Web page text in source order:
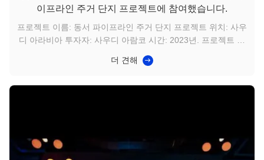
이프라인 주거 단지 프로젝트에 참여했습니다.
프로젝트 이름: 동서 파이프라인 주거 단지 프로젝트 위치: 사우
디 아라비아 투자자: 사우디 아람코 시간: 2023년. 프로젝트 세
코의 이니셔티브로, 사우디 아라비아 동서 파이프라인을 따라
더 견해